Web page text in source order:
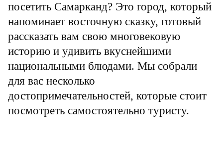
посетить Самарканд? Это город, который
напоминает восточную сказку, готовый
рассказать вам свою многовековую
историю и удивить вкуснейшими
национальными блюдами. Мы собрали
для вас несколько
достопримечательностей, которые стоит
посмотреть самостоятельно туристу.